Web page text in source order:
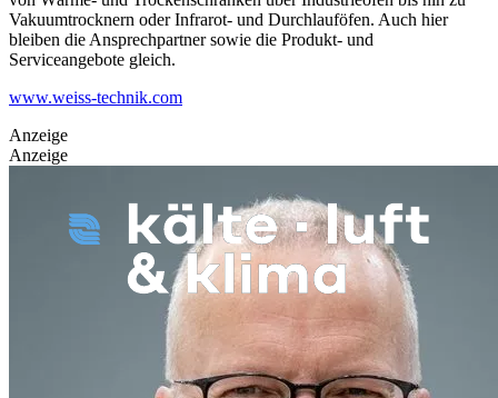
Vakuumtrocknern oder Infrarot- und Durchlauföfen. Auch hier
bleiben die Ansprechpartner sowie die Produkt- und
Serviceangebote gleich.
www.weiss-technik.com
Anzeige
Anzeige